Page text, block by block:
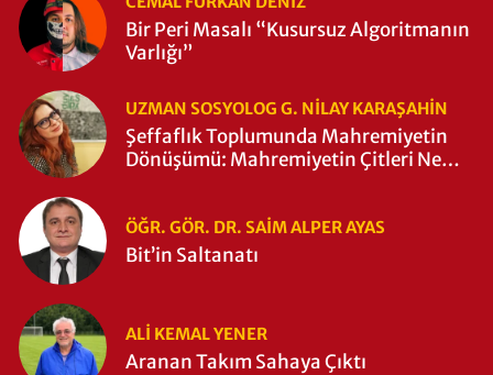
Bir Peri Masalı “Kusursuz Algoritmanın
Varlığı”
UZMAN SOSYOLOG G. NILAY KARAŞAHİN
Şeffaflık Toplumunda Mahremiyetin
Dönüşümü: Mahremiyetin Çitleri Ne
ÖĞR. GÖR. DR. SAIM ALPER AYAS
Bit’in Saltanatı
ALI KEMAL YENER
Aranan Takım Sahaya Çıktı